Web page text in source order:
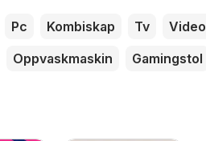
Pc Kombiskap Tv Video
Oppvaskmaskin Gamingstol